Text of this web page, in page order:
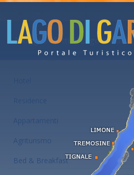
Alloggi e affitti al Lago di Garda
Appartamenti
Agriturismo
Bed & Breakfast